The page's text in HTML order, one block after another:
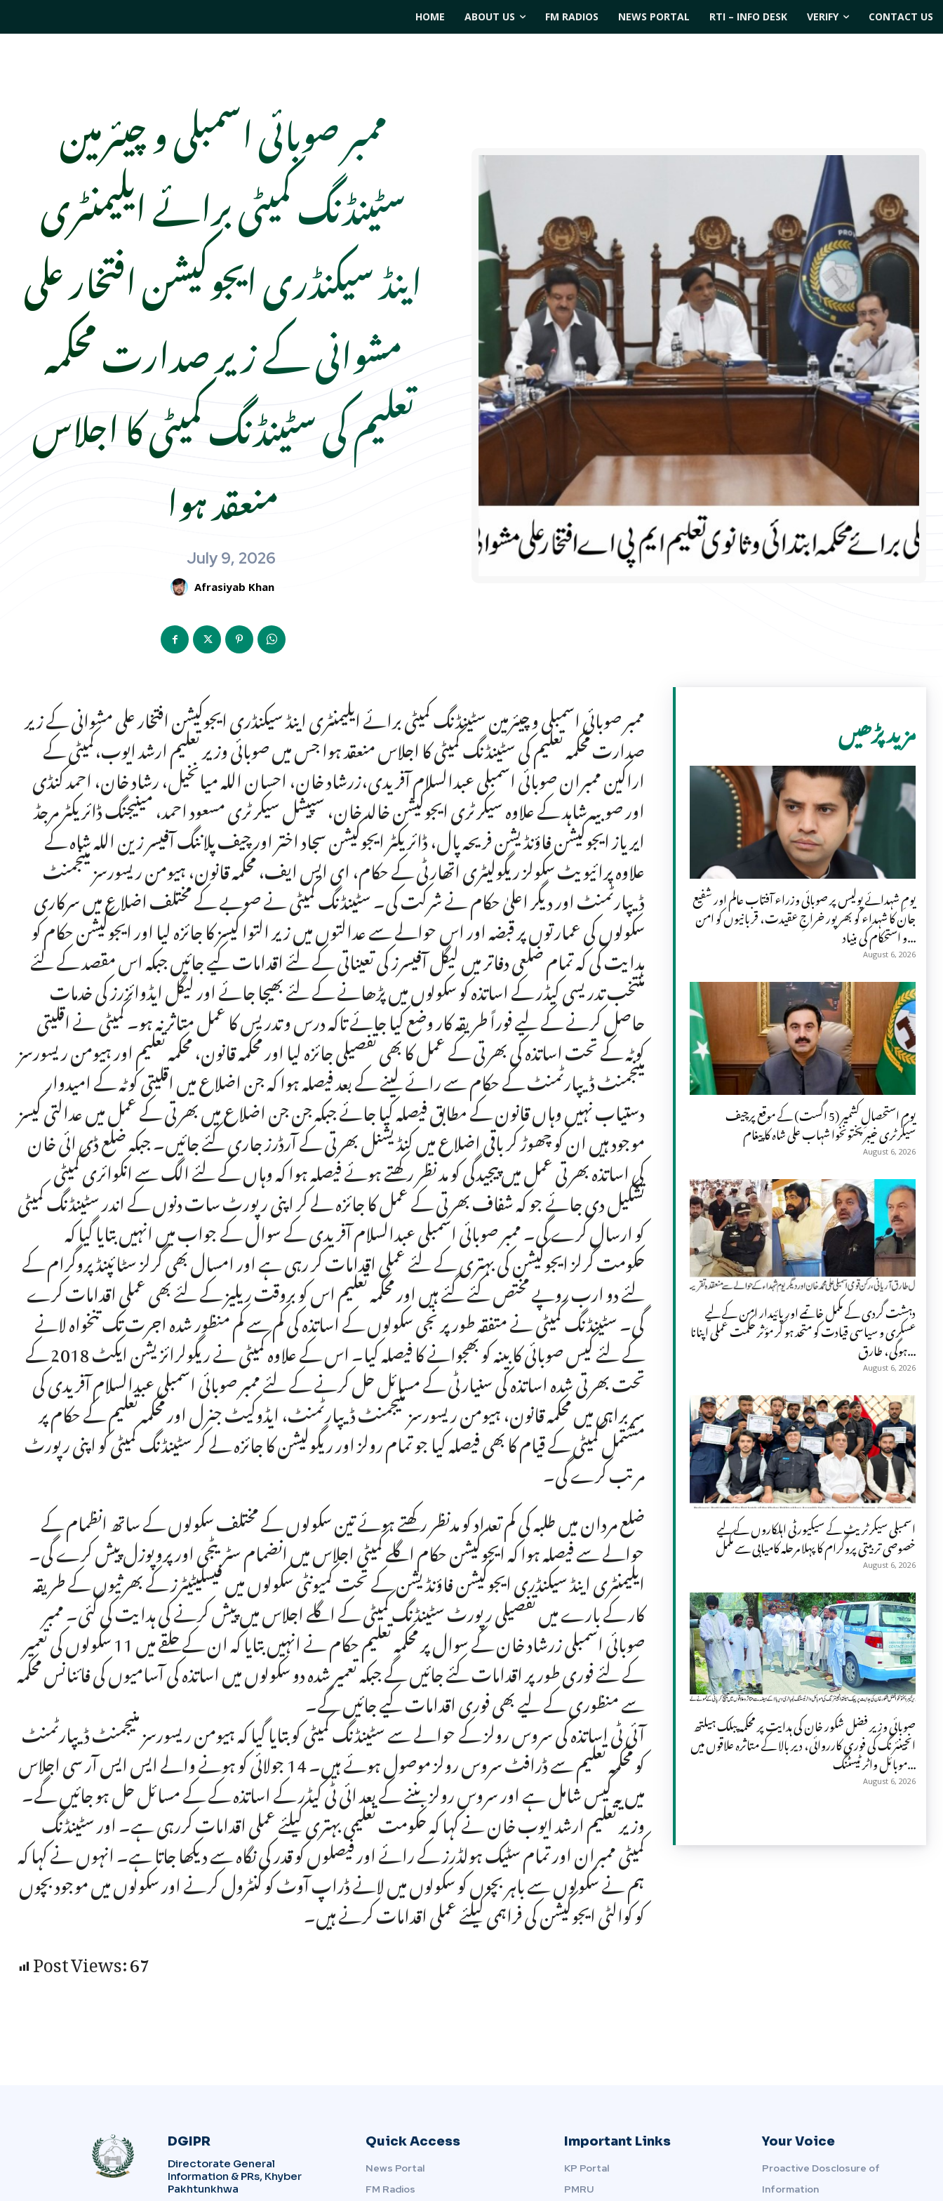
HOME ABOUT US FM RADIOS NEWS PORTAL RTI – INFO DESK VERIFY CONTACT US
ممبر صوبائی اسمبلی و چیئرمین
سٹینڈنگ کمیٹی برائے ایلیمنٹری
اینڈ سیکنڈری ایجوکیشن افتخار علی
مشوانی کے زیر صدارت محکمہ
تعلیم کی سٹینڈنگ کمیٹی کا اجلاس
منعقد ہوا
July 9, 2026
Afrasiyab Khan
ممبر صوبائی اسمبلی و چیئرمین سٹینڈنگ کمیٹی برائے ایلیمنٹری اینڈ سیکنڈری ایجوکیشن افتخار علی مشوانی کے زیر
صدارت محکمہ تعلیم کی سٹینڈنگ کمیٹی کا اجلاس منعقد ہوا جس میں صوبائی وزیر تعلیم ارشد ایوب،کمیٹی کے
اراکین ممبران صوبائی اسمبلی عبدالسلام آفریدی،زرشاد خان، احسان اللہ میانخیل، رشاد خان، احمد کنڈی
اور صوبیہ شاہد کے علاوہ سیکرٹری ایجوکیشن خالد خان، سپیشل سیکرٹری مسعود احمد، مینیجنگ ڈائریکٹر مرجڈ
ایریاز ایجوکیشن فاؤنڈیشن فریحہ پال، ڈائریکٹر ایجوکیشن سجاد اختر اور چیف پلاننگ آفیسر زین اللہ شاہ کے
علاوہ پرائیویٹ سکولز ریگولیٹری اتھارٹی کے حکام، ای ایس ایف، محکمہ قانون، ہیومن ریسورسز مینجمنٹ
ڈیپارٹمنٹ اور دیگر اعلیٰ حکام نے شرکت کی۔ سٹینڈنگ کمیٹی نے صوبے کے مختلف اضلاع میں سرکاری
سکولوں کی عمارتوں پر قبضہ اور اس حوالے سے عدالتوں میں زیر التوا کیسز کا جائزہ لیا اور ایجوکیشن حکام کو
ہدایت کی کہ تمام ضلعی دفاتر میں لیگل آفیسرز کی تعیناتی کے لئے اقدامات کیے جائیں جبکہ اس مقصد کے لئے
منتخب تدریسی کیڈر کے اساتذہ کو سکولوں میں پڑھانے کے لئے بھیجا جائے اور لیگل ایڈوائزرز کی خدمات
حاصل کرنے کے لیے فوراً طریقہ کار وضع کیا جائے تاکہ درس و تدریس کا عمل متاثر نہ ہو۔ کمیٹی نے اقلیتی
کوٹہ کے تحت اساتذہ کی بھرتی کے عمل کا بھی تفصیلی جائزہ لیا اور محکمہ قانون، محکمہ تعلیم اور ہیومن ریسورسز
مینجمنٹ ڈیپارٹمنٹ کے حکام سے رائے لینے کے بعد فیصلہ ہوا کہ جن اضلاع میں اقلیتی کوٹہ کے امیدوار
دستیاب نہیں وہاں قانون کے مطابق فیصلہ کیا جائے جبکہ جن جن اضلاع میں بھرتی کے عمل میں عدالتی کیسز
موجود ہیں ان کو چھوڑ کر باقی اضلاع میں کنڈیشنل بھرتی کے آرڈرز جاری کئے جائیں۔ جبکہ ضلع ڈی ائی خان
کی اساتذہ بھرتی عمل میں پیجیدگی کو مد نظر رکھتے ہوئے فیصلہ ہوا کہ وہاں کے لئے الگ سے انکوائری کمیٹی
تشکیل دی جائے جو کہ شفاف بھرتی کے عمل کا جائزہ لے کر اپنی رپورٹ سات دنوں کے اندر سٹینڈنگ کمیٹی
کو ارسال کرے گی۔ ممبر صوبائی اسمبلی عبدالسلام آفریدی کے سوال کے جواب میں انہیں بتایا گیا کہ
حکومت گرلز ایجوکیشن کی بہتری کے لئے عملی اقدامات کر رہی ہے اور امسال بھی گرلز سٹائپنڈ پروگرام کے
لئے دو ارب روپے مختص کئے گئے ہیں اور محکمہ تعلیم اس کو بروقت ریلیز کے لئے بھی عملی اقدامات کرے
گی۔ سٹینڈنگ کمیٹی نے متفقہ طور پر نجی سکولوں کے اساتذہ کی کم سے کم منظور شدہ اجرت تک تنخواہ لانے
کے لئے کیس صوبائی کابینہ کو بھجوانے کا فیصلہ کیا۔ اس کے علاوہ کمیٹی نے ریگولرائزیشن ایکٹ 2018 کے
تحت بھرتی شدہ اساتذہ کی سنیارٹی کے مسائل حل کرنے کے لئے ممبر صوبائی اسمبلی عبدالسلام آفریدی کی
سربراہی میں محکمہ قانون، ہیومن ریسورسز منیجمنٹ ڈیپارٹمنٹ، ایڈوکیٹ جنرل اور محکمہ تعلیم کے حکام پر
مشتمل کمیٹی کے قیام کا بھی فیصلہ کیا جو تمام رولز اور ریگولیشن کا جائزہ لے کر سٹینڈنگ کمیٹی کو اپنی رپورٹ
مرتب کرے گی۔
ضلع مردان میں طلبہ کی کم تعداد کو مدنظر رکھتے ہوئے تین سکولوں کے مختلف سکولوں کے ساتھ انظمام کے
حوالے سے فیصلہ ہوا کہ ایجوکیشن حکام اگلے کمیٹی اجلاس میں انضمام سٹریٹجی اور پروپوزل پیش کرے گی۔
ایلیمنٹری اینڈ سیکنڈری ایجوکیشن فاؤنڈیشن کے تحت کمیونٹی سکولوں میں فیسلیٹیٹرز کے بھرثیوں کے طریقہ
کار کے بارے میں تفصیلی رپورٹ سٹینڈنگ کمیٹی کے اگلے اجلاس میں پیش کرنے کی ہدایت کی گئی۔ ممبر
صوبائی اسمبلی زرشاد خان کے سوال پر محکمہ تعلیم حکام نے انہیں بتایا کہ ان کے حلقے میں 11 سکولوں کی تعمیر
کے لئے فوری طور پر اقدامات کئے جائیں گے جبکہ تعمیر شدہ دو سکولوں میں اساتذہ کی آسامیوں کی فائنانس محکمہ
سے منظوری کے لیے بھی فوری اقدامات کیے جائیں گے۔
آئی ٹی اساتذہ کی سروس رولز کے حوالے سے سٹینڈنگ کمیٹی کو بتایا گیا کہ ہیومن ریسورسز منیجمنٹ ڈیپارٹمنٹ
کو محکمہ تعلیم سے ڈرافٹ سروس رولز موصول ہوئے ہیں۔ 14 جولائی کو ہونے والے ایس ایس آر سی اجلاس
میں یہ کیس شامل ہے اور سروس رولز بننے کے بعد ائی ٹی کیڈر کے اساتذہ کے کے مسائل حل ہو جائیں گے۔
وزیر تعلیم ارشد ایوب خان نے کہا کہ حکومت تعلیمی بہتری کیلئے عملی اقدامات کررہی ہے۔ اور سٹینڈنگ
کمیٹی ممبران اور تمام سٹیک ہولڈرز کے رائے اور فیصلوں کو قدر کی نگاہ سے دیکھا جاتا ہے۔ انہوں نے کہا کہ
ہم نے سکولوں سے باہر بچوں کو سکولوں میں لانے ڈراپ آوٹ کو کنٹرول کرنے اور سکولوں میں موجود بچوں
کو کوالٹی ایجوکیشن کی فراہمی کیلئے عملی اقدامات کرنے ہیں۔
Post Views:67
مزید پڑھیں
یومِ شہدائے پولیس پر صوبائی وزراء آفتاب عالم اور شفیع
جان کا شہداء کو بھرپور خراجِ عقیدت، قربانیوں کو امن
و استحکام کی بنیاد...
August 6, 2026
یومِ استحصالِ کشمیر (5 اگست) کے موقع پرچیف
سیکرٹری خیبر پختونخوا شہاب علی شاہ کا پیغام
August 6, 2026
دہشت گردی کے مکمل خاتمے اور پائیدار امن کے لیے
عسکری و سیاسی قیادت کو متحد ہو کر مؤثر حکمت عملی اپنانا
ہوگی، طارق...
August 6, 2026
اسمبلی سیکرٹریٹ کے سیکیورٹی اہلکاروں کے لیے
خصوصی تربیتی پروگرام کا پہلا مرحلہ کامیابی سے مکمل
August 6, 2026
صوبائی وزیر فضل شکور خان کی ہدایت پر محکمہ پبلک ہیلتھ
انجینئرنگ کی فوری کارروائی، دیر بالا کے متاثرہ علاقوں میں
موبائل واٹر ٹیسٹنگ...
August 6, 2026
DGIPR
Directorate General
Information & PRs, Khyber
Pakhtunkhwa
Quick Access
News Portal
FM Radios
Important Links
KP Portal
PMRU
Your Voice
Proactive Dosclosure of
Information